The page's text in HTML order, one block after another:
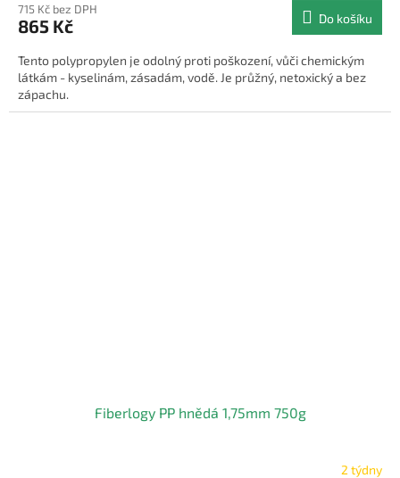
715 Kč bez DPH
865 Kč Do košíku
Tento polypropylen je odolný proti poškození, vůči chemickým
látkám - kyselinám, zásadám, vodě. Je průžný, netoxický a bez
zápachu.
Fiberlogy PP hnědá 1,75mm 750g
2 týdny